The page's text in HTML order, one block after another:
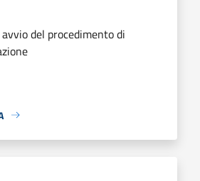
del procedimento di